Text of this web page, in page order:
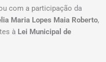
com a participação da
Maria Lopes Maia Roberto,
à Lei Municipal de